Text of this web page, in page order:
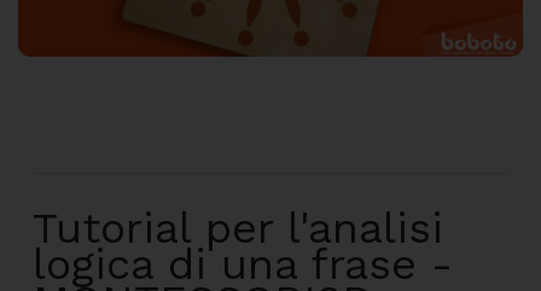
Tutorial per l'analisi
logica di una frase -